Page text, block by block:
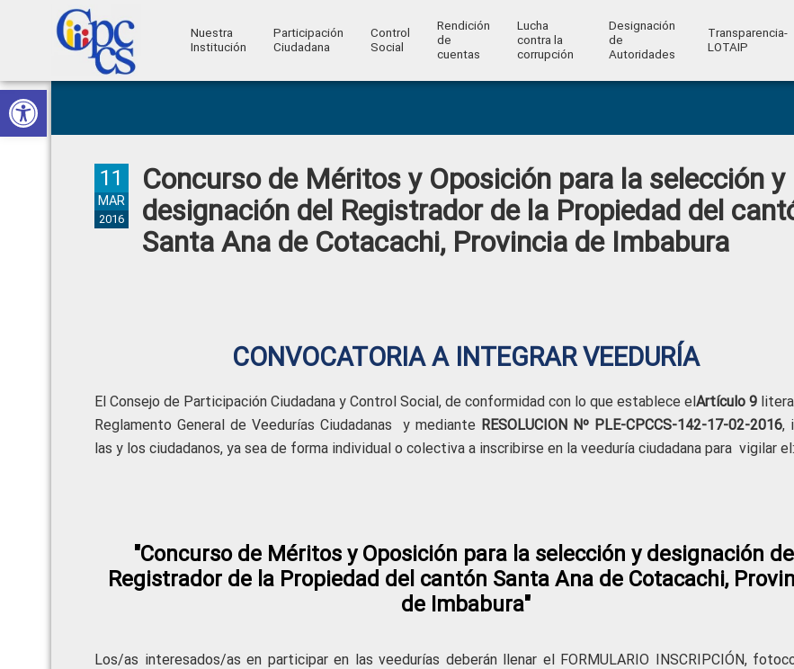
Abrir barra de herramientas
Skip
to
primary
Skip
to
main
Skip
to
primary
Skip
to
footer
Ciudadana
Control
Ciudadano
Nuestra
Institución
Participación
Ciudadana
Control
Social
Rendición
de
cuentas
Lucha
contra la
corrupción
Designación
de
Autoridades
Transparencia-
LOTAIP
Concurso de Méritos y Oposición para la selección y
designación del Registrador de la Propiedad del
Santa Ana de Cotacachi, Provincia de Imbabura
11
MAR
2016
CONVOCATORIA A INTEGRAR VEEDURÍA
El Consejo de Participación Ciudadana y Control Social, de conformidad con lo que establece elArtículo 9
Reglamento General de Veedurías Ciudadanas y mediante RESOLUCION Nº PLE-CPCCS-142-17-02-2016,
las y los ciudadanos, ya sea de forma individual o colectiva a inscribirse en la veeduría ciudadana para vigilar el:
"Concurso de Méritos y Oposición para la selección y designación del
Registrador de la Propiedad del cantón Santa Ana de Cotacachi,
de Imbabura"
Los/as interesados/as en participar en las veedurías deberán llenar el FORMULARIO INSCRIPCIÓN,